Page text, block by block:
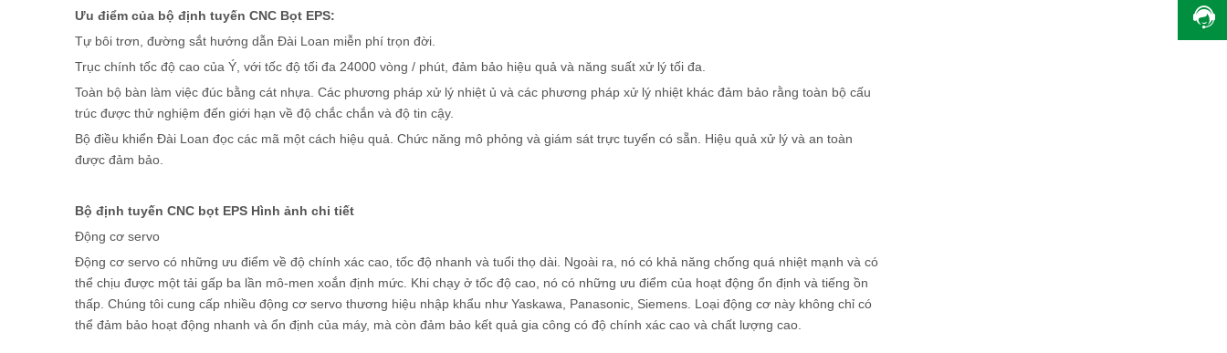
Ưu điểm của bộ định tuyến CNC Bọt EPS:
Tự bôi trơn, đường sắt hướng dẫn Đài Loan miễn phí trọn đời.
Trục chính tốc độ cao của Ý, với tốc độ tối đa 24000 vòng / phút, đảm bảo hiệu quả và năng suất xử lý tối đa.
Toàn bộ bàn làm việc đúc bằng cát nhựa. Các phương pháp xử lý nhiệt ủ và các phương pháp xử lý nhiệt khác đảm bảo rằng toàn bộ cấu
trúc được thử nghiệm đến giới hạn về độ chắc chắn và độ tin cậy.
Bộ điều khiển Đài Loan đọc các mã một cách hiệu quả. Chức năng mô phỏng và giám sát trực tuyến có sẵn. Hiệu quả xử lý và an toàn
được đảm bảo.
Bộ định tuyến CNC bọt EPS Hình ảnh chi tiết
Động cơ servo
Động cơ servo có những ưu điểm về độ chính xác cao, tốc độ nhanh và tuổi thọ dài. Ngoài ra, nó có khả năng chống quá nhiệt mạnh và có
thể chịu được một tải gấp ba lần mô-men xoắn định mức. Khi chạy ở tốc độ cao, nó có những ưu điểm của hoạt động ổn định và tiếng ồn
thấp. Chúng tôi cung cấp nhiều động cơ servo thương hiệu nhập khẩu như Yaskawa, Panasonic, Siemens. Loại động cơ này không chỉ có
thể đảm bảo hoạt động nhanh và ổn định của máy, mà còn đảm bảo kết quả gia công có độ chính xác cao và chất lượng cao.